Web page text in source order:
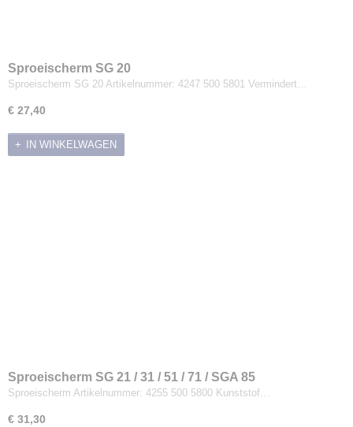
Sproeischerm SG 20
Sproeischerm SG 20 Artikelnummer: 4247 500 5801 Vermindert…
€ 27,40
IN WINKELWAGEN
Sproeischerm SG 21 / 31 / 51 / 71 / SGA 85
Sproeischerm Artikelnummer: 4255 500 5800 Kunststof…
€ 31,30